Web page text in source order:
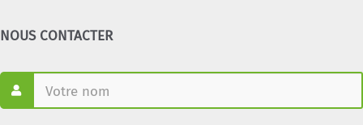
NOUS CONTACTER